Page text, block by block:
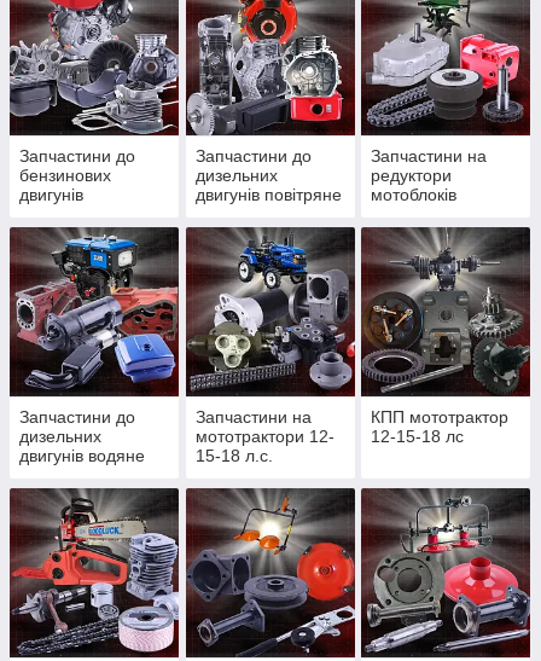
Запчастини до
бензинових
двигунів
Запчастини до
дизельних
двигунів повітряне
Запчастини на
редуктори
мотоблоків
Запчастини до
дизельних
двигунів водяне
Запчастини на
мототрактори 12-
15-18 л.с.
КПП мототрактор
12-15-18 лс